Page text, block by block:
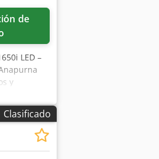
LED –
y
El
La
amplia
especial.
Clasificado